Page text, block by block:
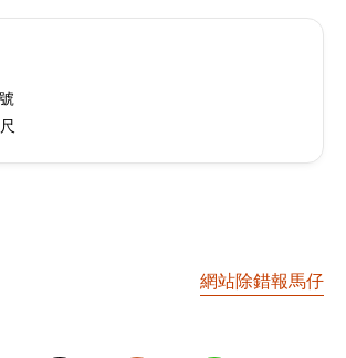
網站除錯報馬仔